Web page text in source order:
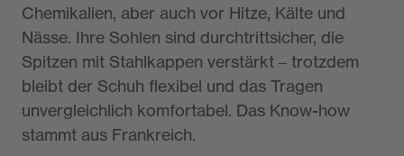
Chemikalien, aber auch vor Hitze, Kälte und
Nässe. Ihre Sohlen sind durchtrittsicher, die
Spitzen mit Stahlkappen verstärkt – trotzdem
bleibt der Schuh flexibel und das Tragen
unvergleichlich komfortabel. Das Know-how
stammt aus Frankreich.